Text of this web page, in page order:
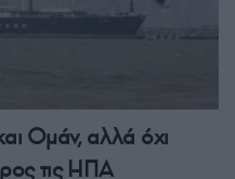
Ομάν, αλλά όχι
τις ΗΠΑ